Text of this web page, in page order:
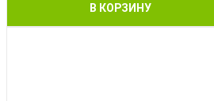
В КОРЗИНУ